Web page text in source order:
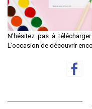
N’hésitez pas à
L’occasion de découvrir